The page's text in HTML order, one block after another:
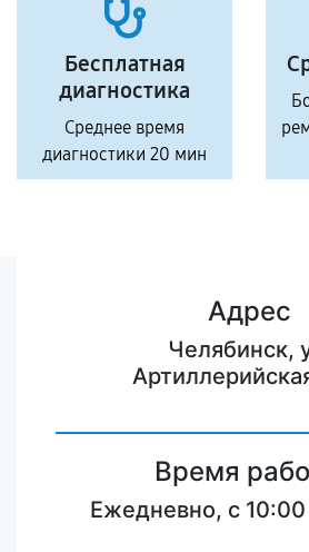
Бесплатная
диагностика
Среднее время
диагностики 20 мин
Адрес
Челябинск,
Время
Ежедневно, с